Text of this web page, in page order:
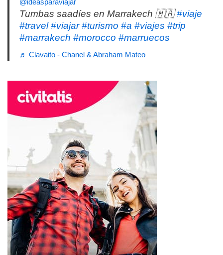
Tumbas saadíes en Marrakech 🇲🇦#viaje
#travel #viajar #turismo #a #viajes #trip
#marrakech #morocco #marruecos
♬ Clavaito - Chanel & Abraham Mateo